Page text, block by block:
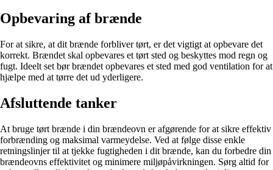
Opbevaring af brænde
For at sikre, at dit brænde forbliver tørt, er det vigtigt at opbevare det
korrekt. Brændet skal opbevares et tørt sted og beskyttes mod regn og
fugt. Ideelt set bør brændet opbevares et sted med god ventilation for at
hjælpe med at tørre det ud yderligere.
Afsluttende tanker
At bruge tørt brænde i din brændeovn er afgørende for at sikre effektiv
forbrænding og maksimal varmeydelse. Ved at følge disse enkle
retningslinjer til at tjekke fugtigheden i dit brænde, kan du forbedre din
brændeovns effektivitet og minimere miljøpåvirkningen. Sørg altid for